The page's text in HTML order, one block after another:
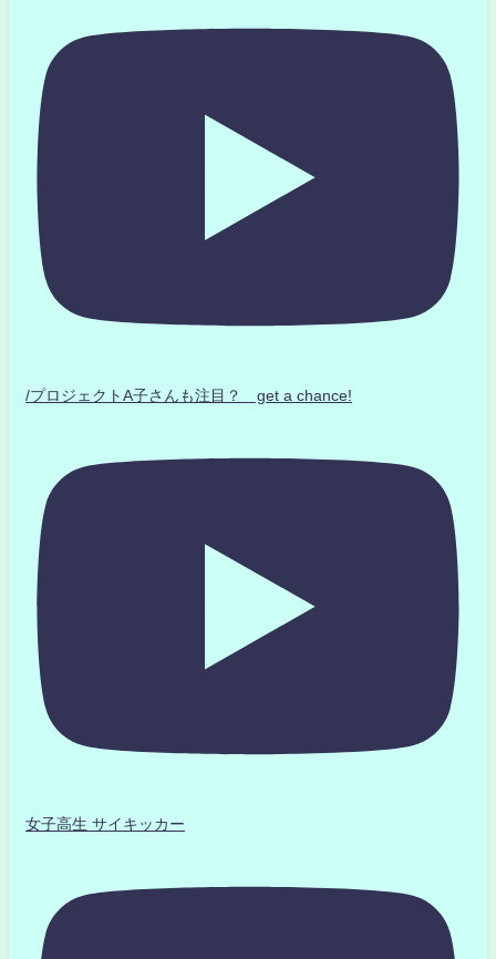
/プロジェクトA子さんも注目？ get a chance!
女子高生 サイキッカー